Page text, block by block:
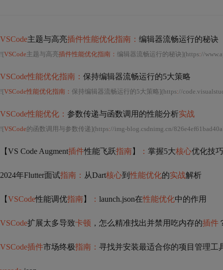
VSCode主题与高亮插件性能优化指南： 编辑器流畅运行的秘诀
![VSCode主题与高亮插件性能优化指南： 编辑器流畅运行的秘诀](https://
VSCode性能优化指南： 保持编辑器流畅运行的5大策略
![VSCode性能优化指南： 保持编辑器流畅运行的5大策略](https://code.visualstudio.com/
VSCode性能优化： 参数传递与函数调用的性能分析实战
![VSCode的函数调用与参数传递](https://img-blog.csdnimg.cn/
【VS Code Augment插件性能飞跃指南】 ： 掌握5大核心优化技
2024年Flutter面试指南： 从Dart核心到性能优化的实战解析
【VSCode性能调优指南】 ： launch.json在性能优化中的作用
VSCode扩展太多导致卡顿 ，怎么精准找出并禁用吃内存的插件
VSCode插件市场终极指南： 寻找并安装最适合你的项目管理工